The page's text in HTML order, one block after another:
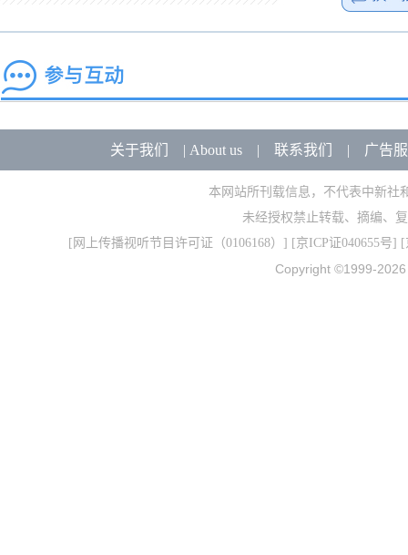
关于我们 | About us| 联系我们 | 广告
本网站所刊载信息，不代表中新社
未经授权禁止转载、摘编、
[ 网上传播视听节目许可证（0106168） ] [京ICP证040655号] [
Copyright ©1999-